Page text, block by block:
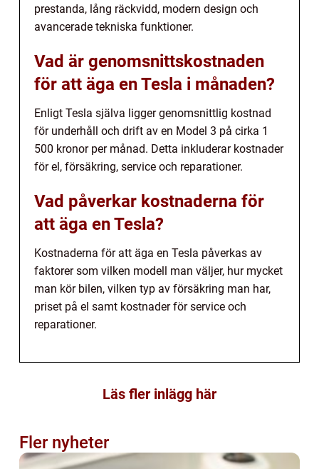
prestanda, lång räckvidd, modern design och
avancerade tekniska funktioner.
Vad är genomsnittskostnaden
för att äga en Tesla i månaden?
Enligt Tesla själva ligger genomsnittlig kostnad
för underhåll och drift av en Model 3 på cirka 1
500 kronor per månad. Detta inkluderar kostnader
för el, försäkring, service och reparationer.
Vad påverkar kostnaderna för
att äga en Tesla?
Kostnaderna för att äga en Tesla påverkas av
faktorer som vilken modell man väljer, hur mycket
man kör bilen, vilken typ av försäkring man har,
priset på el samt kostnader för service och
reparationer.
Läs fler inlägg här
Fler nyheter